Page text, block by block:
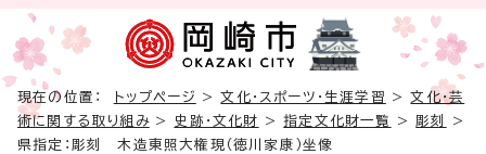
現在の位置： トップページ >文化・スポーツ・生涯学習 >文化・芸
術に関する取り組み> 史跡・文化財 >指定文化財一覧 >彫刻
>
県指定：彫刻 木造東照大権現（徳川家康）坐像